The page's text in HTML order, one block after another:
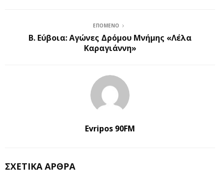
ΕΠΌΜΕΝΟ
Β. Εύβοια: Αγώνες Δρόμου Μνήμης «Λέλα
Καραγιάννη»
Evripos 90FM
ΣΧΕΤΙΚΆ ΆΡΘΡΑ